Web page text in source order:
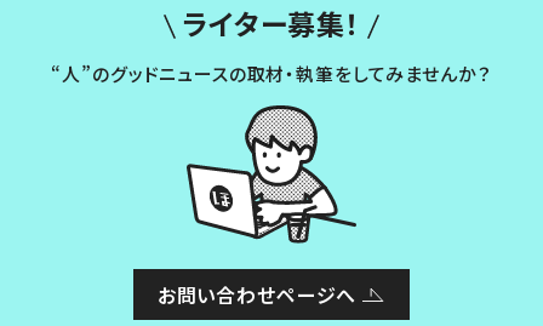
ライター募集！
“人”のグッドニュースの取材・執筆をしてみませんか？
お問い合わせページへ